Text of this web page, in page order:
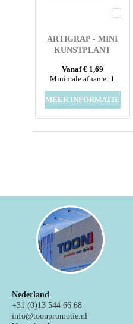
ARTIGRAP - MINI
KUNSTPLANT
Vanaf € 1,69
Minimale afname: 1
MEER INFORMATIE
Nederland
+31 (0)13 544 66 68
info@toonpromotie.nl